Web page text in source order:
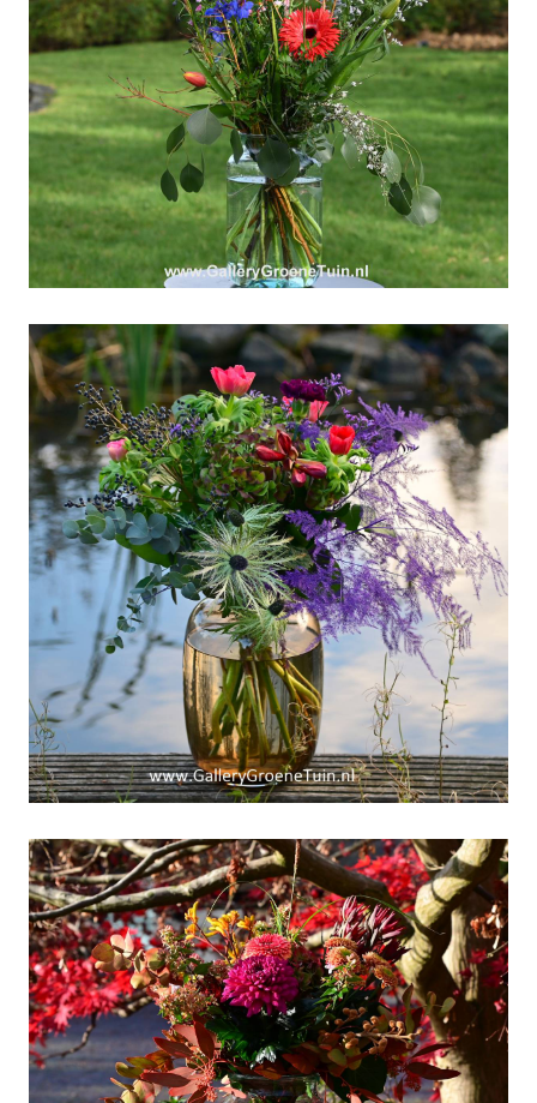
Weekboeket 05
Weekboeket week 48